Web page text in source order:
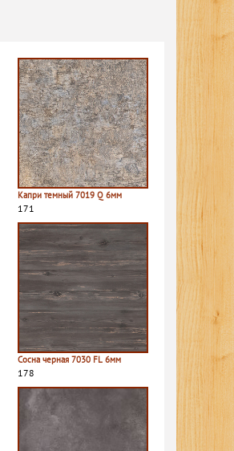
Капри темный 7019 Q 6мм
171
Сосна черная 7030 FL 6мм
178